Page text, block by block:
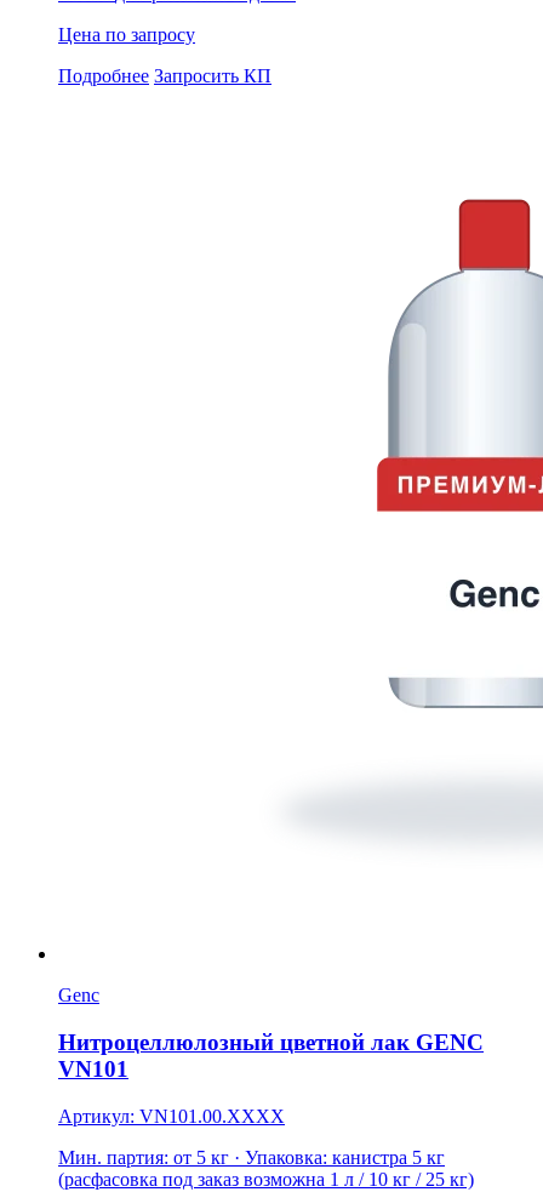
Цена по запросу
Подробнее Запросить КП
Genc
Нитроцеллюлозный цветной лак GENC
VN101
Артикул: VN101.00.XXXX
Мин. партия: от 5 кг · Упаковка: канистра 5 кг
(расфасовка под заказ возможна 1 л / 10 кг / 25 кг)